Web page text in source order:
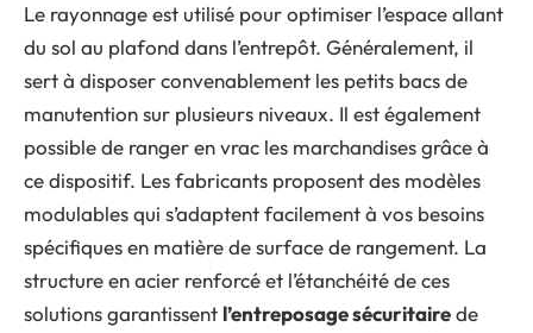
Le rayonnage est utilisé pour optimiser l’espace allant
du sol au plafond dans l’entrepôt. Généralement, il
sert à disposer convenablement les petits bacs de
manutention sur plusieurs niveaux. Il est également
possible de ranger en vrac les marchandises grâce à
ce dispositif. Les fabricants proposent des modèles
modulables qui s’adaptent facilement à vos besoins
spécifiques en matière de surface de rangement. La
structure en acier renforcé et l’étanchéité de ces
solutions garantissent l’entreposage sécuritairede